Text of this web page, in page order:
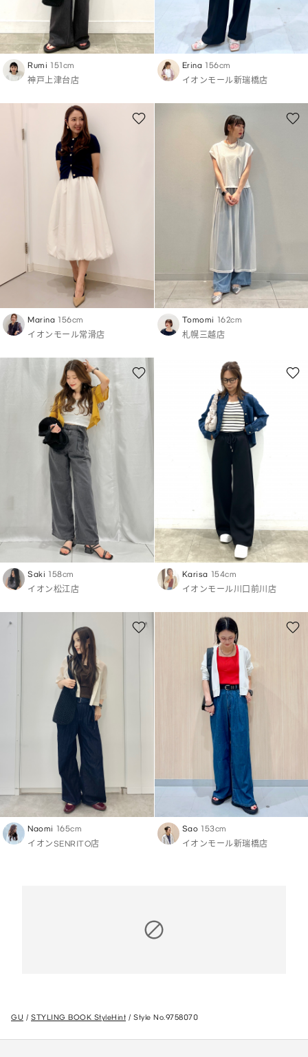
Rumi 151cm
神戸上津台店
Erina 156cm
イオンモール新瑞橋店
Marina 156cm
イオンモール常滑店
Tomomi 162cm
札幌三越店
Saki 158cm
イオン松江店
Karisa 154cm
イオンモール川口前川店
Naomi 165cm
イオンSENRITO店
Sao 153cm
イオンモール新瑞橋店
GU STYLING BOOK StyleHint Style No.9758070